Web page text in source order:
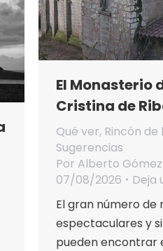
El Monasterio
Cristina de
Qué ver, Rincón
Sugerencias
Por Alberto
07/08/2026
Deja
El gran número de
espectaculares y
pueden encontrar